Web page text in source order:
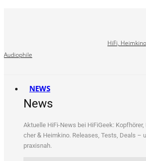
HiFi,
Audiophile
NEWS
News
Aktu­el­le HiFi-News bei HiFi­Ge­ek:
cher & Heim­ki­no. Releases, Tests, Deals –
praxisnah.